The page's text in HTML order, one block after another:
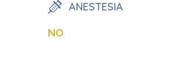
ANESTESIA
NO